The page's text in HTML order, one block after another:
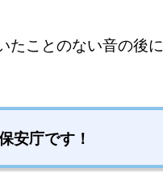
たことのない音の後に
安庁です！